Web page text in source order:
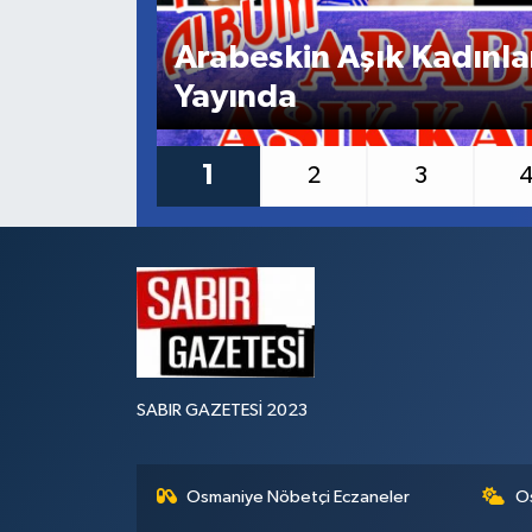
Arabeskin Aşık
Yayında
1 2 3 4
SABIR GAZETESİ 2023
Osmaniye Nöbetçi Eczaneler